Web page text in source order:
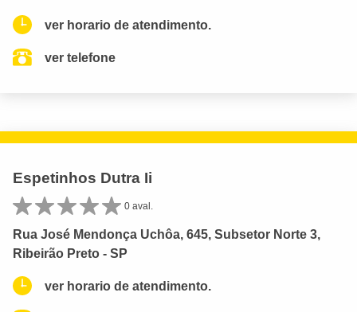
ver horario de atendimento.
ver telefone
Espetinhos Dutra Ii
0 aval.
Rua José Mendonça Uchôa, 645, Subsetor Norte 3,
Ribeirão Preto - SP
ver horario de atendimento.